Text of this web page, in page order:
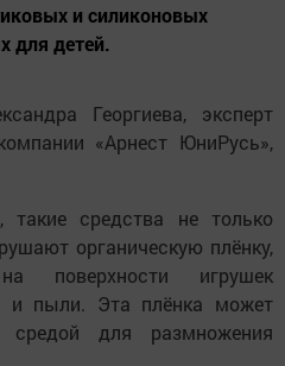
и силиконовых
для детей.
Георгиева, эксперт
«Арнест ЮниРусь»,
такие средства не только
органическую плёнку,
поверхности игрушек
и пыли. Эта плёнка может
средой для размножения